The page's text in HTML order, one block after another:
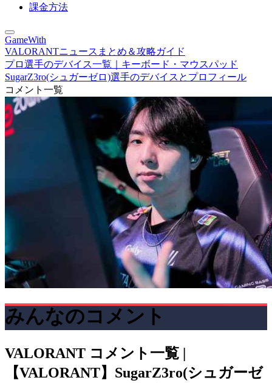
課金方法
GameWith
VALORANTニュースまとめ＆攻略ガイド
プロ選手のデバイス一覧｜キーボード・マウスパッド
SugarZ3ro(シュガーゼロ)選手のデバイスとプロフィール
コメント一覧
みんなのコメント
VALORANT コメント一覧 |
【VALORANT】SugarZ3ro(シュガーゼ